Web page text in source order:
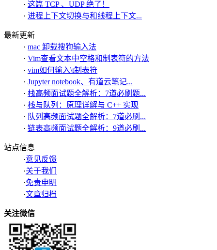
· 这篇 TCP 、UDP 绝了！
· 进程上下文切换与和线程上下文...
最新更新
· mac 卸载搜狗输入法
· Vim查看文本中空格和制表符的方法
· vim如何输入\t制表符
· Jupyter notebook、有道云笔记...
· 栈高频面试题全解析：7道必刷题...
· 栈与队列：原理详解与 C++ 实现
· 队列高频面试题全解析：7道必刷...
· 链表高频面试题全解析：9道必刷...
站点信息
·意见反馈
·关于我们
·免责申明
·文章归档
关注微信